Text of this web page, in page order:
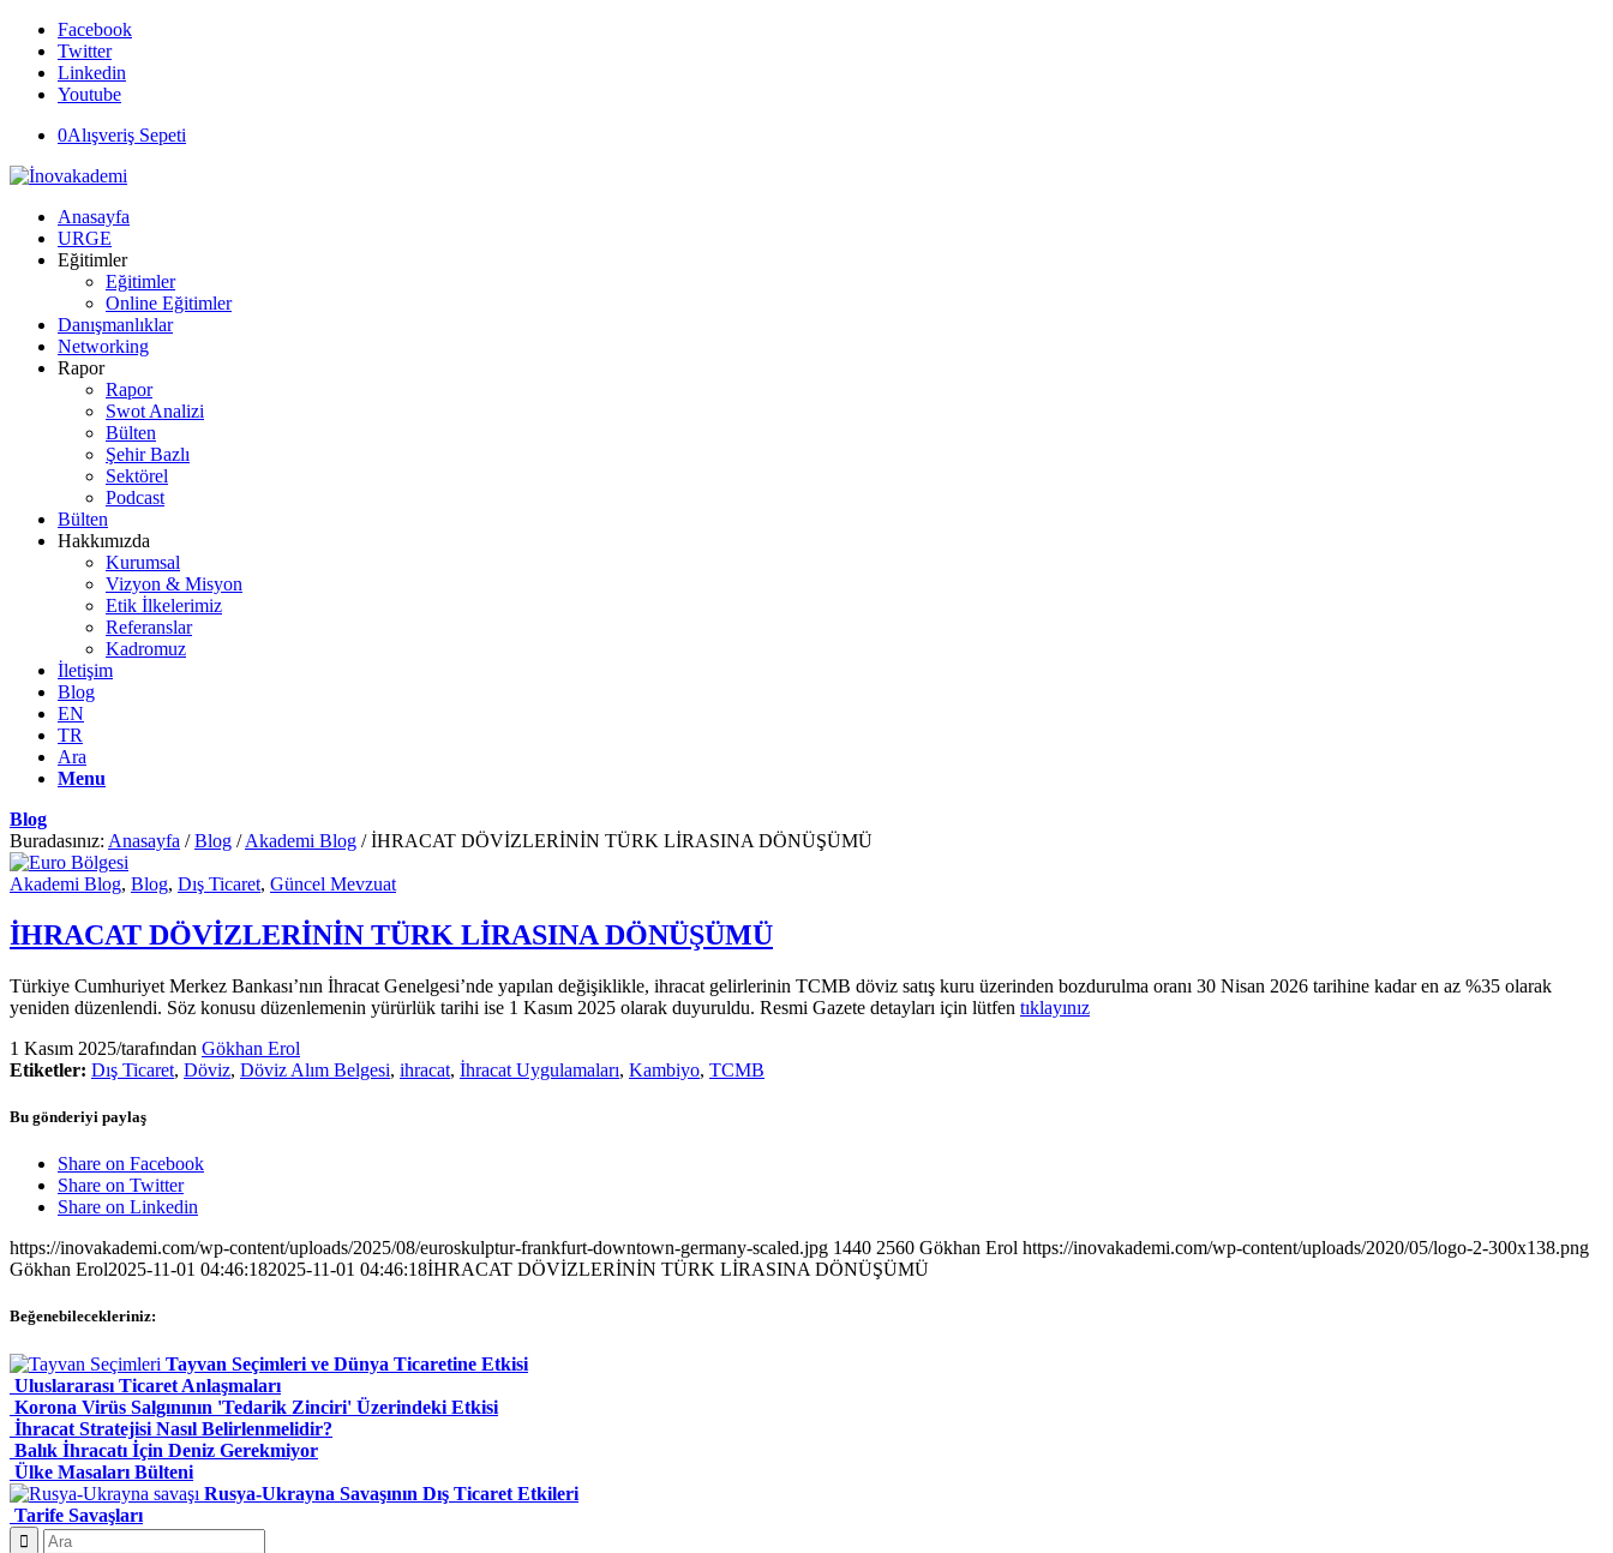
Facebook
Twitter
Linkedin
Youtube
0Alışveriş Sepeti
Anasayfa
URGE
Eğitimler
Eğitimler
Online Eğitimler
Danışmanlıklar
Networking
Rapor
Rapor
Swot Analizi
Bülten
Şehir Bazlı
Sektörel
Podcast
Bülten
Hakkımızda
Kurumsal
Vizyon & Misyon
Etik İlkelerimiz
Referanslar
Kadromuz
İletişim
Blog
EN
TR
Ara
Menu
Blog
Buradasınız: Anasayfa / Blog / Akademi Blog / İHRACAT DÖVİZLERİNİN TÜRK LİRASINA DÖNÜŞÜMÜ
Akademi Blog, Blog, Dış Ticaret, Güncel Mevzuat
İHRACAT DÖVİZLERİNİN TÜRK LİRASINA DÖNÜŞÜMÜ
Türkiye Cumhuriyet Merkez Bankası’nın İhracat Genelgesi’nde yapılan değişiklikle, ihracat gelirlerinin TCMB döviz satış kuru üzerinden bozdurulma oranı 30 Nisan 2026 tarihine kadar en az %35 olarak
yeniden düzenlendi. Söz konusu düzenlemenin yürürlük tarihi ise 1 Kasım 2025 olarak duyuruldu. Resmi Gazete detayları için lütfen tıklayınız
1 Kasım 2025/tarafından Gökhan Erol
Etiketler: Dış Ticaret, Döviz, Döviz Alım Belgesi, ihracat, İhracat Uygulamaları, Kambiyo, TCMB
Bu gönderiyi paylaş
Share on Facebook
Share on Twitter
Share on Linkedin
https://inovakademi.com/wp-content/uploads/2025/08/euroskulptur-frankfurt-downtown-germany-scaled.jpg 1440 2560 Gökhan Erol https://inovakademi.com/wp-content/uploads/2020/05/logo-2-300x138.png
Gökhan Erol2025-11-01 04:46:182025-11-01 04:46:18İHRACAT DÖVİZLERİNİN TÜRK LİRASINA DÖNÜŞÜMÜ
Beğenebilecekleriniz:
Tayvan Seçimleri ve Dünya Ticaretine Etkisi
Uluslararası Ticaret Anlaşmaları
Korona Virüs Salgınının 'Tedarik Zinciri' Üzerindeki Etkisi
İhracat Stratejisi Nasıl Belirlenmelidir?
Balık İhracatı İçin Deniz Gerekmiyor
Ülke Masaları Bülteni
Rusya-Ukrayna Savaşının Dış Ticaret Etkileri
Tarife Savaşları